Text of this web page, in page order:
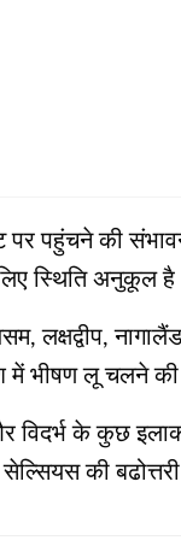
पहुंचने की
स्थिति अनुकूल
में भीषण लू चलने
और विदर्भ के कुछ
की